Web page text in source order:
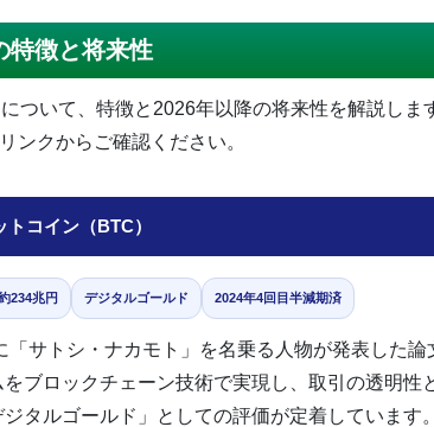
特徴と将来性
について、特徴と2026年以降の将来性を解説し
ンクからご確認ください。
トコイン（BTC）
234兆円 デジタルゴールド 2024年4回目半減期済
「サトシ・ナカモト」を名乗る人物が発表した
をブロックチェーン技術で実現し、取引の透明
ジタルゴールド」としての評価が定着しています。